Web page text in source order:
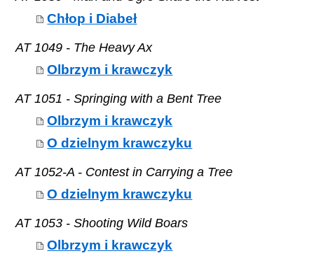
Chłop i Diabeł
AT 1049 - The Heavy Ax
Olbrzym i krawczyk
AT 1051 - Springing with a Bent Tree
Olbrzym i krawczyk
O dzielnym krawczyku
AT 1052-A - Contest in Carrying a Tree
O dzielnym krawczyku
AT 1053 - Shooting Wild Boars
Olbrzym i krawczyk